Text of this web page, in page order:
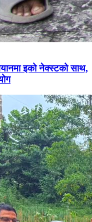
इको नेक्स्टको साथ,